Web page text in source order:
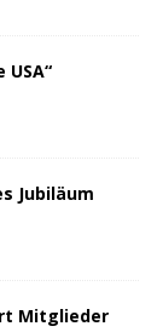
Jubiläum
Mitglieder